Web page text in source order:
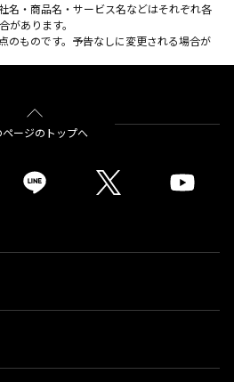
名・商品名・サービス名などはそれぞれ各
があります。
のものです。予告なしに変更される場合が
ページのトップへ